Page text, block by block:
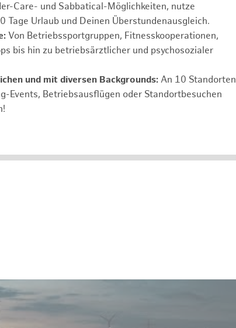
Care- und Sabbatical-Möglichkeiten, nutze
Tage Urlaub und Deinen Überstundenausgleich.
Von Betriebssportgruppen, Fitnesskooperationen,
bis hin zu betriebsärztlicher und psychosozialer
und mit diversen Backgrounds: An 10 Standorten
Events, Betriebsausflügen oder Standortbesuchen